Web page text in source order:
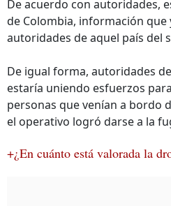
De acuerdo con autoridades,
de Colombia, información que
autoridades de aquel país del
De igual forma, autoridades
estaría uniendo esfuerzos
personas que venían a bordo
el operativo logró darse a la
+¿En cuánto está valorada la